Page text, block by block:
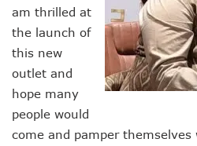
am thrilled at
the launch of
this new
outlet and
hope many
people would
come and pamper